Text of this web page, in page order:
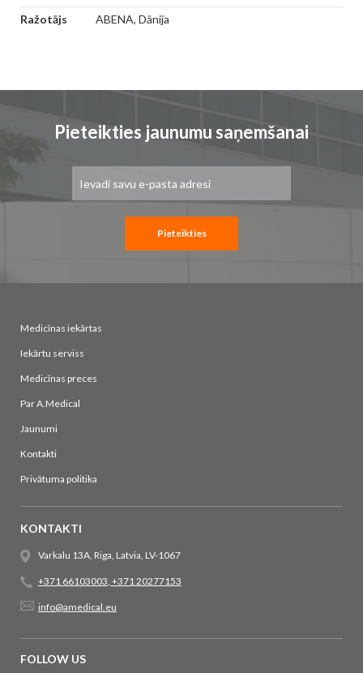
Vairāk
Ražotājs ABENA, Dānija
Pieteikties jaunumu saņemšanai
saņemšanai:
Pieteikties
Medicīnas iekārtas
Iekārtu serviss
Medicīnas preces
Par A.Medical
Jaunumi
Kontakti
Privātuma politika
KONTAKTI
Varkalu 13A, Riga, Latvia, LV-1067
+371 66103003, +371 20277153
info@amedical.eu
FOLLOW US